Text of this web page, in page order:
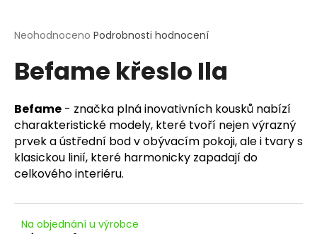
Průměrné
produktu
je
z
5
hvězdiček.
Neohodnoceno Podrobnosti hodnocení
Befame křeslo Ila
Befame - značka plná inovativních kousků nabízí
charakteristické modely, které tvoří nejen výrazný
prvek a ústřední bod v obývacím pokoji, ale i tvary s
klasickou linií, které harmonicky zapadají do
celkového interiéru.
Na objednání u výrobce
j
t
HLEDAT
D